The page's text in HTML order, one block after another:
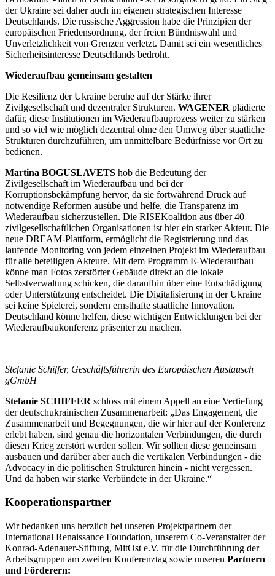
der Ukraine sei daher auch im eigenen strategischen Interesse
Deutschlands. Die russische Aggression habe die Prinzipien der
europäischen Friedensordnung, der freien Bündniswahl und
Unverletzlichkeit von Grenzen verletzt. Damit sei ein wesentliches
Sicherheitsinteresse Deutschlands bedroht.
Wiederaufbau gemeinsam gestalten
Die Resilienz der Ukraine beruhe auf der Stärke ihrer
Zivilgesellschaft und dezentraler Strukturen. WAGENER plädierte
dafür, diese Institutionen im Wiederaufbauprozess weiter zu stärken
und so viel wie möglich dezentral ohne den Umweg über staatliche
Strukturen durchzuführen, um unmittelbare Bedürfnisse vor Ort zu
bedienen.
Martina BOGUSLAVETS hob die Bedeutung der
Zivilgesellschaft im Wiederaufbau und bei der
Korruptionsbekämpfung hervor, da sie fortwährend Druck auf
notwendige Reformen ausübe und helfe, die Transparenz im
Wiederaufbau sicherzustellen. Die RISEKoalition aus über 40
zivilgesellschaftlichen Organisationen ist hier ein starker Akteur. Die
neue DREAM-Plattform, ermöglicht die Registrierung und das
laufende Monitoring von jedem einzelnen Projekt im Wiederaufbau
für alle beteiligten Akteure. Mit dem Programm E-Wiederaufbau
könne man Fotos zerstörter Gebäude direkt an die lokale
Selbstverwaltung schicken, die daraufhin über eine Entschädigung
oder Unterstützung entscheidet. Die Digitalisierung in der Ukraine
sei keine Spielerei, sondern ernsthafte staatliche Innovation.
Deutschland könne helfen, diese wichtigen Entwicklungen bei der
Wiederaufbaukonferenz präsenter zu machen.
Stefanie Schiffer, Geschäftsführerin des Europäischen Austausch
gGmbH
Stefanie SCHIFFER schloss mit einem Appell an eine Vertiefung
der deutschukrainischen Zusammenarbeit: „Das Engagement, die
Zusammenarbeit und Begegnungen, die wir hier auf der Konferenz
erlebt haben, sind genau die horizontalen Verbindungen, die durch
diesen Krieg zerstört werden sollen. Wir sollten diese gemeinsam
ausbauen und darüber aber auch die vertikalen Verbindungen - die
Advocacy in die politischen Strukturen hinein - nicht vergessen.
Und da haben wir starke Verbündete in der Ukraine.“
Kooperationspartner
Wir bedanken uns herzlich bei unseren Projektpartnern der
International Renaissance Foundation, unserem Co-Veranstalter der
Konrad-Adenauer-Stiftung, MitOst e.V. für die Durchführung der
Arbeitsgruppen am zweiten Konferenztag sowie unseren Partnern
und Förderern: